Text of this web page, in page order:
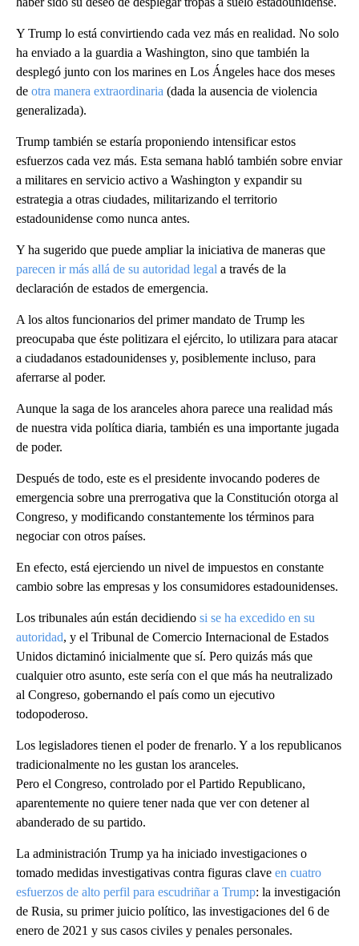
Y Trump lo está convirtiendo cada vez más en realidad. No solo
ha enviado a la guardia a Washington, sino que también la
desplegó junto con los marines en Los Ángeles hace dos meses
de otra manera extraordinaria (dada la ausencia de violencia
generalizada).
Trump también se estaría proponiendo intensificar estos
esfuerzos cada vez más. Esta semana habló también sobre enviar
a militares en servicio activo a Washington y expandir su
estrategia a otras ciudades, militarizando el territorio
estadounidense como nunca antes.
Y ha sugerido que puede ampliar la iniciativa de maneras que
parecen ir más allá de su autoridad legal a través de la
declaración de estados de emergencia.
A los altos funcionarios del primer mandato de Trump les
preocupaba que éste politizara el ejército, lo utilizara para atacar
a ciudadanos estadounidenses y, posiblemente incluso, para
aferrarse al poder.
Aunque la saga de los aranceles ahora parece una realidad más
de nuestra vida política diaria, también es una importante jugada
de poder.
Después de todo, este es el presidente invocando poderes de
emergencia sobre una prerrogativa que la Constitución otorga al
Congreso, y modificando constantemente los términos para
negociar con otros países.
En efecto, está ejerciendo un nivel de impuestos en constante
cambio sobre las empresas y los consumidores estadounidenses.
Los tribunales aún están decidiendo si se ha excedido en su
autoridad, y el Tribunal de Comercio Internacional de Estados
Unidos dictaminó inicialmente que sí. Pero quizás más que
cualquier otro asunto, este sería con el que más ha neutralizado
al Congreso, gobernando el país como un ejecutivo
todopoderoso.
Los legisladores tienen el poder de frenarlo. Y a los republicanos
tradicionalmente no les gustan los aranceles.
Pero el Congreso, controlado por el Partido Republicano,
aparentemente no quiere tener nada que ver con detener al
abanderado de su partido.
La administración Trump ya ha iniciado investigaciones o
tomado medidas investigativas contra figuras clave en cuatro
esfuerzos de alto perfil para escudriñar a Trump: la investigación
de Rusia, su primer juicio político, las investigaciones del 6 de
enero de 2021 y sus casos civiles y penales personales.